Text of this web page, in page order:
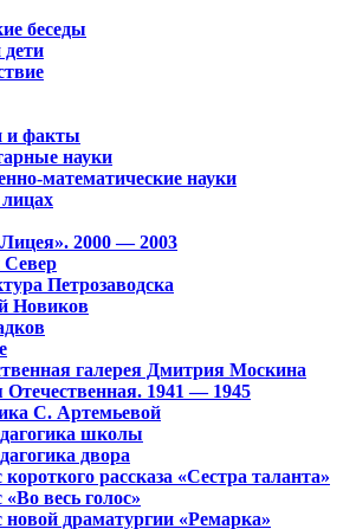
беседы
и факты
науки
математические науки
2000 — 2003
Север
Петрозаводска
Новиков
галерея Дмитрия Москина
Отечественная. 1941 — 1945
С. Артемьевой
школы
двора
рассказа «Сестра таланта»
весь голос»
новой драматургии «Ремарка»